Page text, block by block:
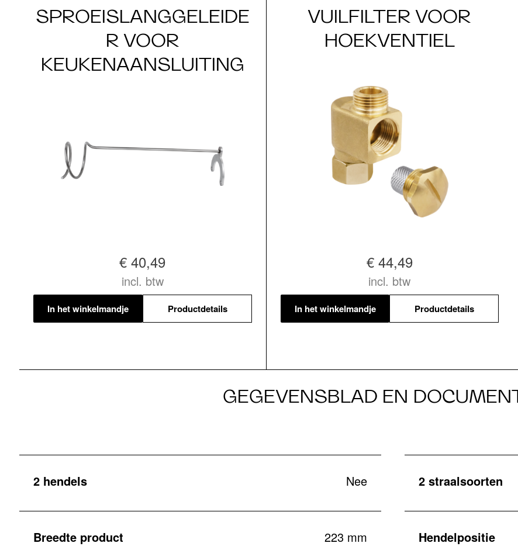
SPROEISLANGGELEIDE
R VOOR
KEUKENAANSLUITING
€ 40,49
incl. btw
In het winkelmandje Productdetails
VUILFILTER VOOR
HOEKVENTIEL
€ 44,49
incl. btw
In het winkelmandje Productdetails
GEGEVENSBLAD EN
2 hendels Nee 2 straalsoorten
Breedte product 223 mm Hendelpositie